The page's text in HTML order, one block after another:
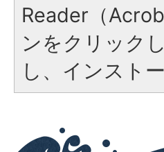
Reader（
ンをクリック
し、インスト